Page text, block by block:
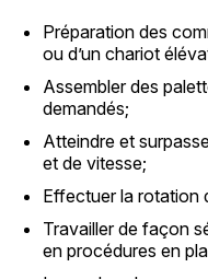
Préparation des
ou d’un chariot
Assembler des
demandés;
Atteindre et
et de vitesse;
Effectuer la rotation
Travailler de façon
en procédures en